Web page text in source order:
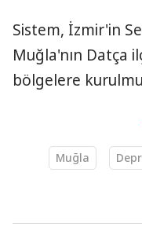
Sistem, İzmir'in
Muğla'nın Datça
bölgelere
Muğla